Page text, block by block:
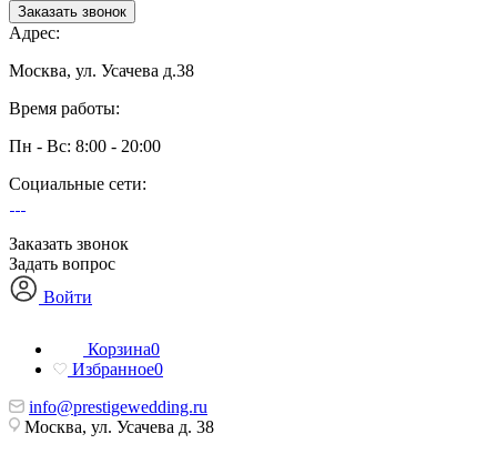
Заказать звонок
Адрес:
Москва, ул. Усачева д.38
Время работы:
Пн - Вс: 8:00 - 20:00
Социальные сети:
Заказать звонок
Задать вопрос
Войти
Корзина0
Избранное0
info@prestigewedding.ru
Москва, ул. Усачева д. 38